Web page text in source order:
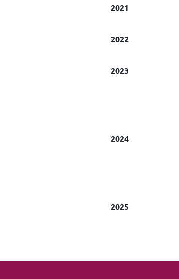
2021
2022
2023
2024
2025